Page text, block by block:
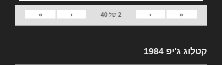
«
‹
2של40
›
»
קטלוג ג'יפ 1984